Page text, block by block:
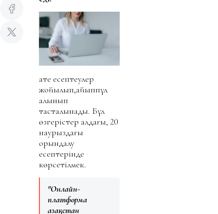
Қате есептеулер
жойылып,айыппұл
алынып
тасталынады. Бұл
өзгерістер алдағы, 20
наурыздағы
орындалу
есептерінде
көрсетілмек.
"Онлайн-
платформа
Қазақстан